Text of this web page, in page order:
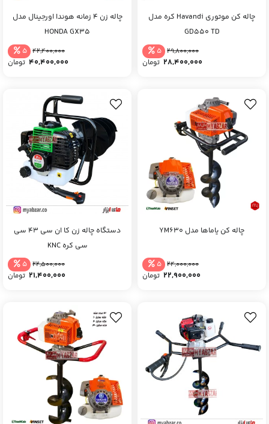
چاله کن موتوری Havandi کره مدل
GD550 TD
29,800,000
5
28,400,000 تومان
چاله زن 4 زمانه هوندا اورجینال مدل
HONDA GX35
42,400,000
5
40,400,000 تومان
چاله کن یاماها مدل YM630
24,000,000
5
22,900,000 تومان
دستگاه چاله زن کا ان سی 43 سی
سی کره KNC
22,500,000
5
21,400,000 تومان